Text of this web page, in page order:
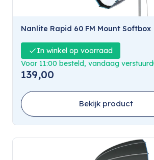
Nanlite Rapid 60 FM Mount Softbox
In winkel op voorraad
Voor 11:00 besteld, vandaag verstuurd
139,00
Bekijk product